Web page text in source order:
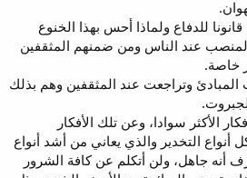
للدفاع ولماذا أحس بهذا الخنوع
عند الناس ومن ضمنهم المثقفين
خاصة.
المبادئ وتراجعت عند المثقفين وهم بذلك
الأكثر سوادا، وعن تلك الأفكار
التخدير والذي يعاني من أشد أنواع
أنه جاهل، ولن أتكلم عن كافة الشرور